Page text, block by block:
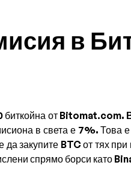
в
биткойна от Bitomat.com.
в света е 7%.Това е
закупите BTC от тях при
спрямо борси като